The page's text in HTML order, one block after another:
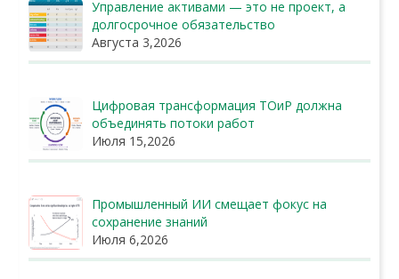
Управление активами — это не проект, а
долгосрочное обязательство
Августа 3,2026
Цифровая трансформация ТОиР должна
объединять потоки работ
Июля 15,2026
Промышленный ИИ смещает фокус на
сохранение знаний
Июля 6,2026